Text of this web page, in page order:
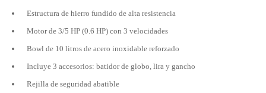
Estructura de hierro fundido de alta resistencia
Motor de 3/5 HP (0.6 HP) con 3 velocidades
Bowl de 10 litros de acero inoxidable reforzado
Incluye 3 accesorios: batidor de globo, lira y gancho
Rejilla de seguridad abatible